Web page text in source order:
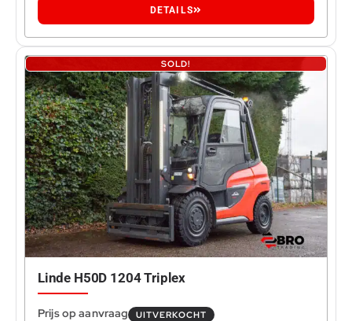
DETAILS
SOLD!
Linde H50D 1204 Triplex
UITVERKOCHT